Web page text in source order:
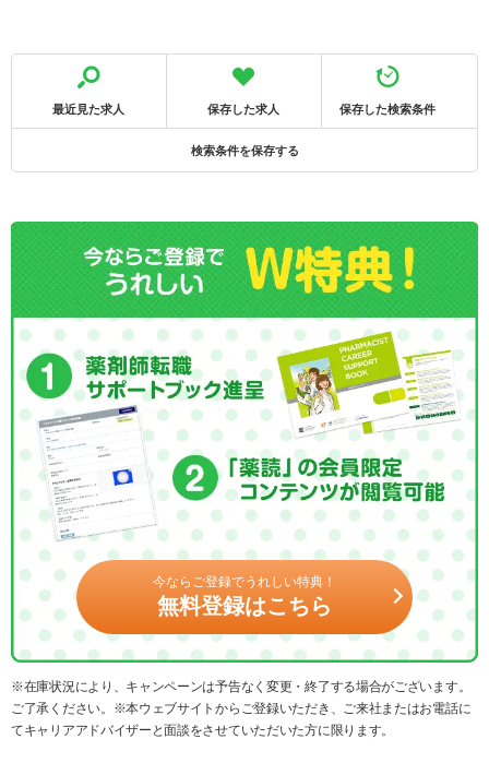
最近見た求人 保存した求人 保存した検索条件
検索条件を保存する
今ならご登録でうれしい特典！
無料登録はこちら
※在庫状況により、キャンペーンは予告なく変更・終了する場合がございます。
ご了承ください。※本ウェブサイトからご登録いただき、ご来社またはお電話に
てキャリアアドバイザーと面談をさせていただいた方に限ります。